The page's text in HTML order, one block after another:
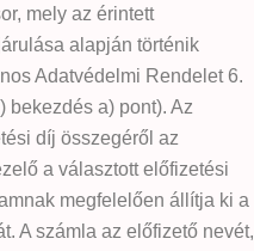
mely az érintett
alapján történik
Adatvédelmi Rendelet 6.
bekezdés a) pont). Az
díj összegéről az
a választott előfizetési
megfelelően állítja ki a
A számla az előfizető nevét,